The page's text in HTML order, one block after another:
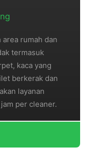
rumah dan
termasuk
kaca yang
berkerak dan
layanan
per cleaner.